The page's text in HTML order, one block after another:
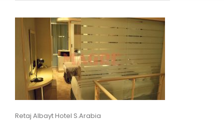
Retaj Albayt Hotel S.Arabia